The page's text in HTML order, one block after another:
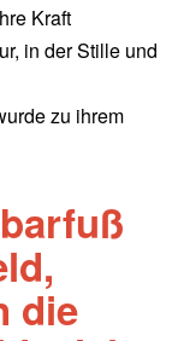
Kraft
in der Stille und
zu ihrem